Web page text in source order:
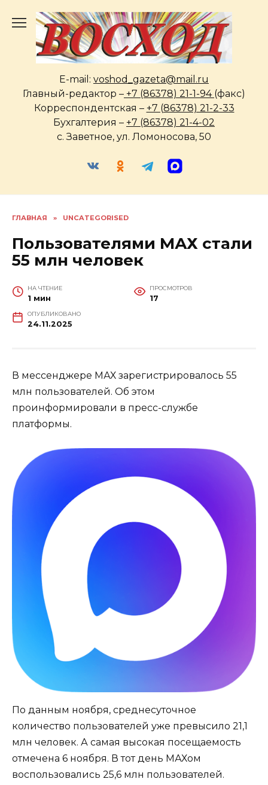
содержанию
E-mail: voshod_gazeta@mail.ru
Главный-редактор – +7 (86378) 21-1-94 (факс)
Корреспондентская – +7 (86378) 21-2-33
Бухгалтерия – +7 (86378) 21-4-02
с. Заветное, ул. Ломоносова, 50
ГЛАВНАЯ » UNCATEGORISED
Пользователями МАХ стали
55 млн человек
НА ЧТЕНИЕ
1 мин
ПРОСМОТРОВ
17
ОПУБЛИКОВАНО
24.11.2025
В мессенджере МАХ зарегистрировалось 55
млн пользователей. Об этом
проинформировали в пресс-службе
платформы.
По данным ноября, среднесуточное
количество пользователей уже превысило 21,1
млн человек. А самая высокая посещаемость
отмечена 6 ноября. В тот день МАХом
воспользовались 25,6 млн пользователей.